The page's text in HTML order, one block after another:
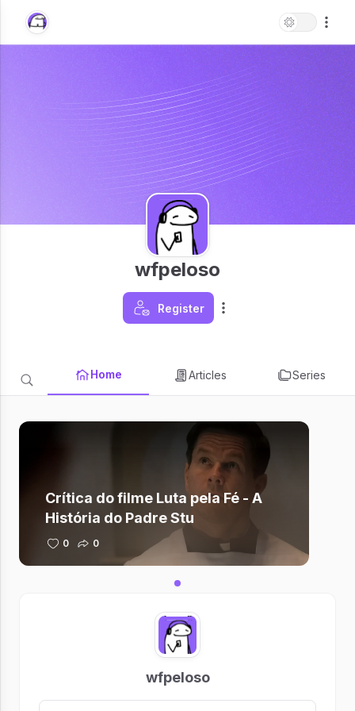
wfpeloso
Register
Home Articles Series
Crítica do filme Luta pela Fé - A
História do Padre Stu
0 0
wfpeloso